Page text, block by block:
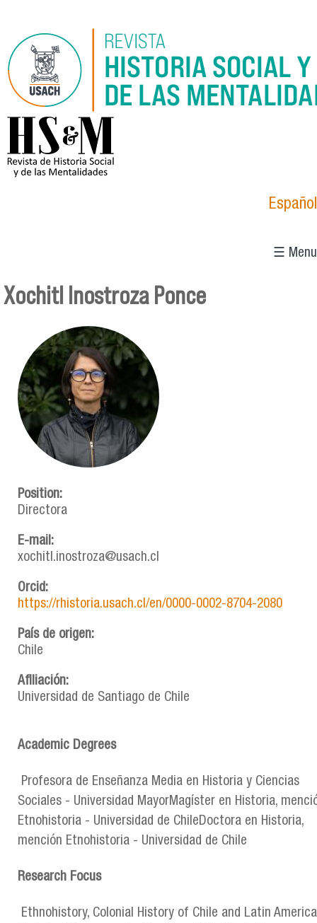
logo_hsm_2021.png
Español
☰ Menu
Xochitl Inostroza Ponce
Position:
Directora
E-mail:
xochitl.inostroza@usach.cl
Orcid:
https://rhistoria.usach.cl/en/0000-0002-8704-2080
País de origen:
Chile
Afiliación:
Universidad de Santiago de Chile
Academic Degrees
Profesora de Enseñanza Media en Historia y Ciencias
Sociales - Universidad MayorMagíster en Historia,
Etnohistoria - Universidad de ChileDoctora en Historia,
mención Etnohistoria - Universidad de Chile
Research Focus
Ethnohistory, Colonial History of Chile and Latin